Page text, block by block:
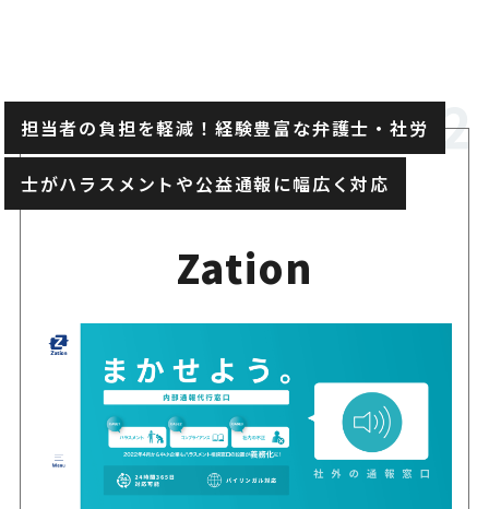
担当者の負担を軽減！経験豊富な弁護士・社労
士がハラスメントや公益通報に幅広く対応
Zation